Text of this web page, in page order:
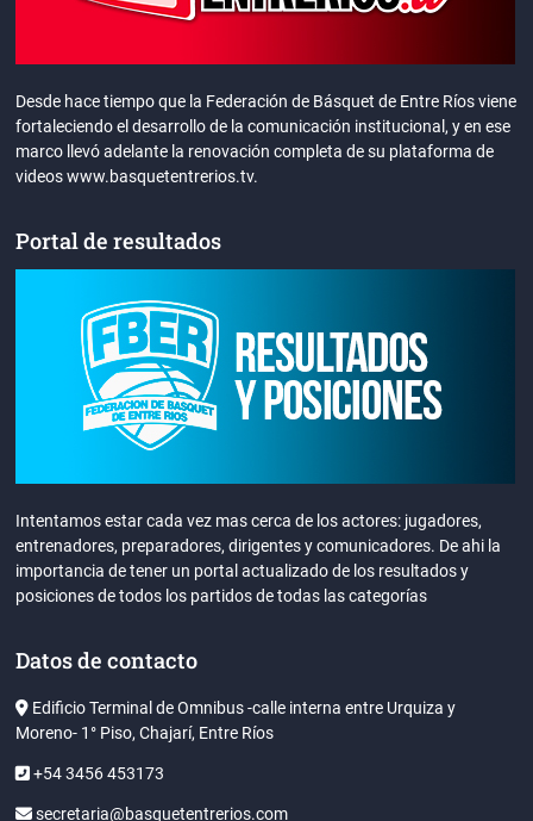
Desde hace tiempo que la Federación de Básquet de Entre Ríos viene
fortaleciendo el desarrollo de la comunicación institucional, y en ese
marco llevó adelante la renovación completa de su plataforma de
videos www.basquetentrerios.tv.
Portal de resultados
Intentamos estar cada vez mas cerca de los actores: jugadores,
entrenadores, preparadores, dirigentes y comunicadores. De ahi la
importancia de tener un portal actualizado de los resultados y
posiciones de todos los partidos de todas las categorías
Datos de contacto
Edificio Terminal de Omnibus -calle interna entre Urquiza y
Moreno- 1° Piso, Chajarí, Entre Ríos
+54 3456 453173
secretaria@basquetentrerios.com